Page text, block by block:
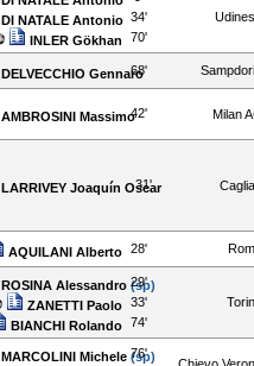
DI NATALE Antonio 34'
INLER Gökhan
70'
DELVECCHIO Gennaro
68'
AMBROSINI Massimo42' Milan
LARRIVEY Joaquín Oscar
31'
AQUILANI Alberto 28'
ROSINA Alessandro(sp)
29'
ZANETTI Paolo
33'
BIANCHI Rolando
74'
MARCOLINI Michele(sp)
76'